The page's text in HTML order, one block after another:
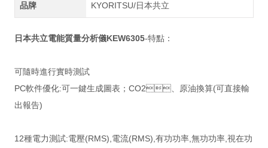
品牌 KYORITSU/日本共立
日本共立電能質量分析儀KEW6305-特點：
可隨時進行實時測試
PC軟件優化:可一鍵生成圖表；CO2、原油換算(可直接輸
出報告)
12種電力測試:電壓(RMS),電流(RMS),有功功率,無功功率,視在功